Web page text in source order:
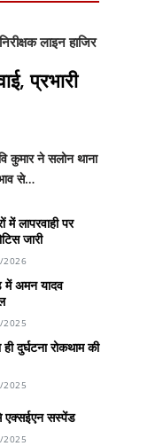
प्रभारी
कुमार ने सलोन थाना
से…
में लापरवाही पर
जारी
2026
में अमन यादव
2025
दुर्घटना रोकथाम की
एक्सईएन सस्पेंड
2025